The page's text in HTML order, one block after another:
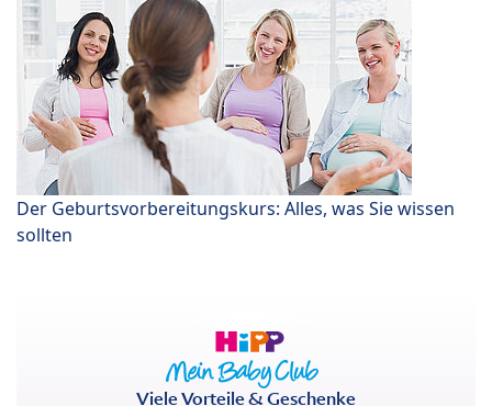
Der Geburtsvorbereitungskurs: Alles, was Sie wissen
sollten
Viele Vorteile & Geschenke